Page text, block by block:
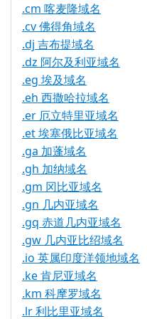
.cm 喀麦隆域名
.cv 佛得角域名
.dj 吉布提域名
.dz 阿尔及利亚域名
.eg 埃及域名
.eh 西撒哈拉域名
.er 厄立特里亚域名
.et 埃塞俄比亚域名
.ga 加蓬域名
.gh 加纳域名
.gm 冈比亚域名
.gn 几内亚域名
.gq 赤道几内亚域名
.gw 几内亚比绍域名
.io 英属印度洋领地域名
.ke 肯尼亚域名
.km 科摩罗域名
.lr 利比里亚域名